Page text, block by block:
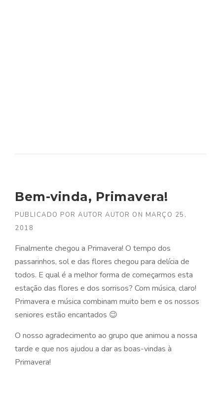
Bem-vinda, Primavera!
PUBLICADO POR AUTOR AUTOR ON MARÇO 25,
2018
Finalmente chegou a Primavera! O tempo dos
passarinhos, sol e das flores chegou para delícia de
todos. E qual é a melhor forma de começarmos esta
estação das flores e dos sorrisos? Com música, claro!
Primavera e música combinam muito bem e os nossos
seniores estão encantados 😉
O nosso agradecimento ao grupo que animou a nossa
tarde e que nos ajudou a dar as boas-vindas à
Primavera!